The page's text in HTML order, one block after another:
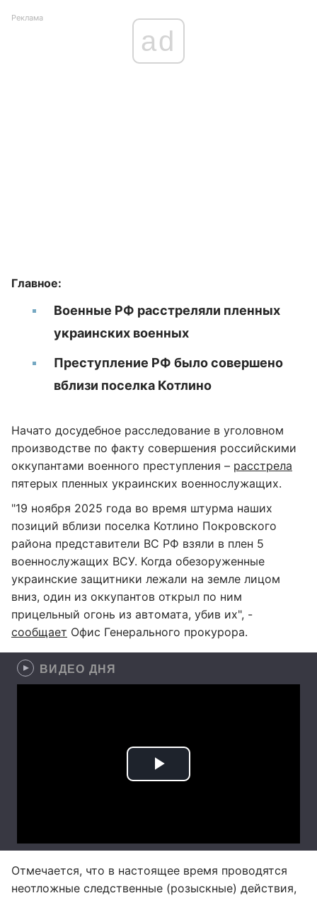
Реклама
ad
Главное:
Военные РФ расстреляли пленных
украинских военных
Преступление РФ было совершено
вблизи поселка Котлино
Начато досудебное расследование в уголовном
производстве по факту совершения российскими
оккупантами военного преступления – расстрела
пятерых пленных украинских военнослужащих.
"19 ноября 2025 года во время штурма наших
позиций вблизи поселка Котлино Покровского
района представители ВС РФ взяли в плен 5
военнослужащих ВСУ. Когда обезоруженные
украинские защитники лежали на земле лицом
вниз, один из оккупантов открыл по ним
прицельный огонь из автомата, убив их", -
сообщает Офис Генерального прокурора.
ВИДЕО ДНЯ
Отмечается, что в настоящее время проводятся
неотложные следственные (розыскные) действия,